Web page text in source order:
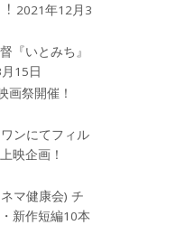
2021年12月3
『いとみち』
15日
画祭開催！
ンにてフィル
映企画！
マ健康会) チ
新作短編10本